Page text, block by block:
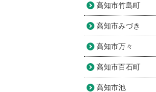
高知市竹島町
高知市みづき
高知市万々
高知市百石町
高知市池